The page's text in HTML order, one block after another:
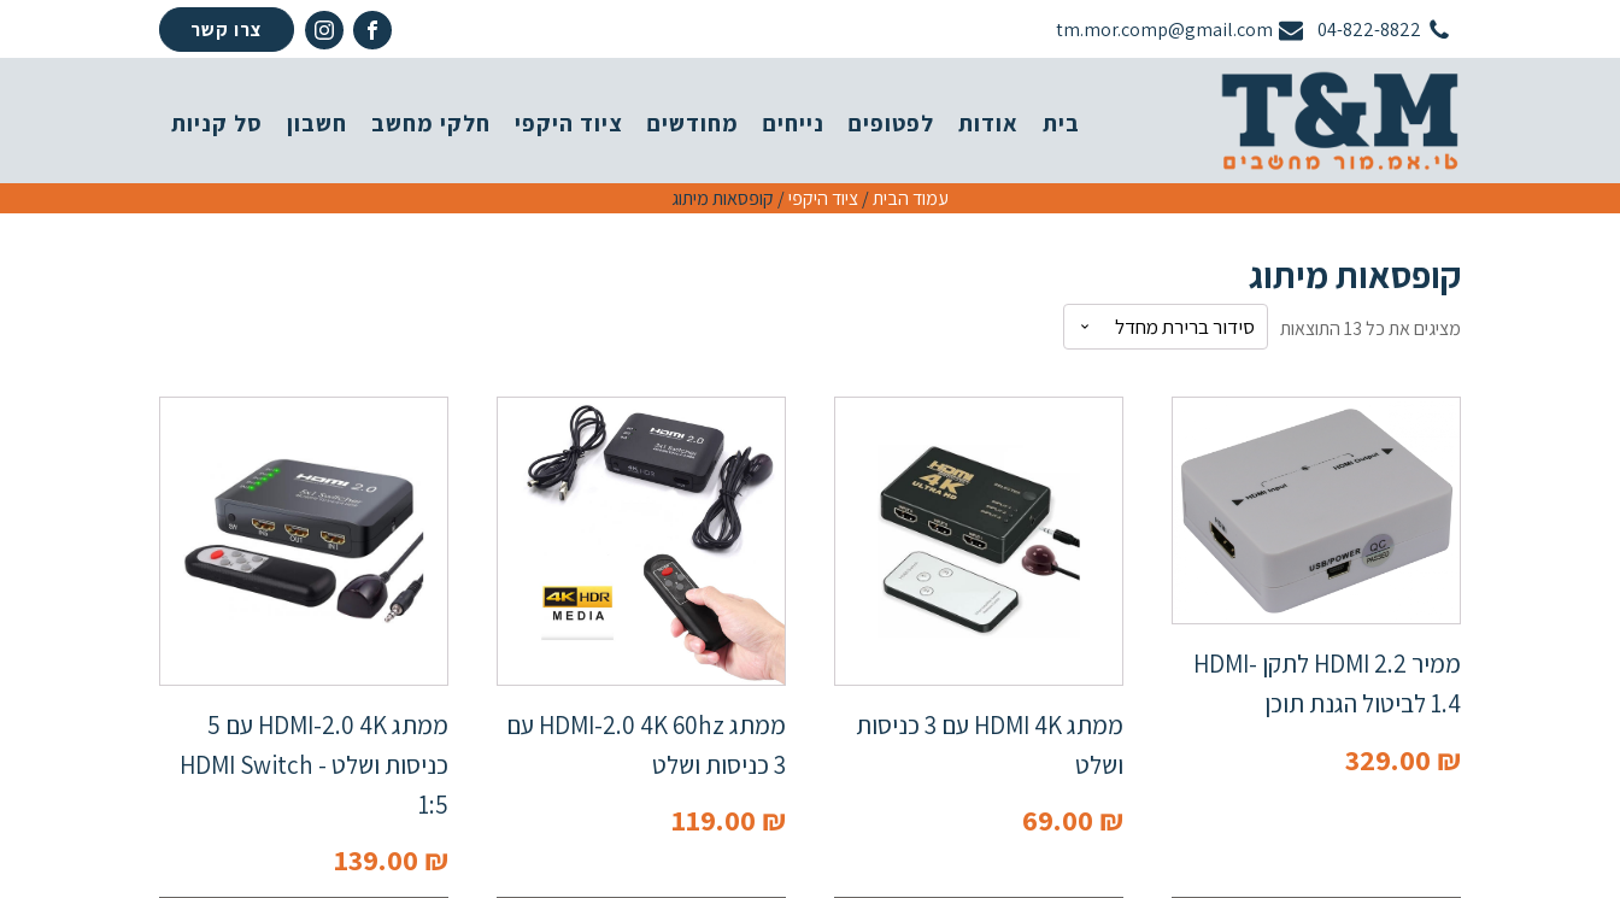
04-822-8822
tm.mor.comp@gmail.com צרו קשר
בית אודות לפטופים נייחים מחודשים ציוד היקפי חלקי מחשב חשבון סל קניות
עמוד הבית/ציוד היקפי/ קופסאות מיתוג
קופסאות מיתוג
מציגים את כל ⁦13⁩ התוצאות
ממיר HDMI 2.2 לתקן HDMI-
1.4 לביטול הגנת תוכן
329.00 ₪
ממתג HDMI 4K עם 3 כניסות
ושלט
69.00 ₪
ממתג HDMI-2.0 4K 60hz עם
3 כניסות ושלט
119.00 ₪
ממתג HDMI-2.0 4K עם 5
כניסות ושלט - HDMI Switch
1:5
139.00 ₪